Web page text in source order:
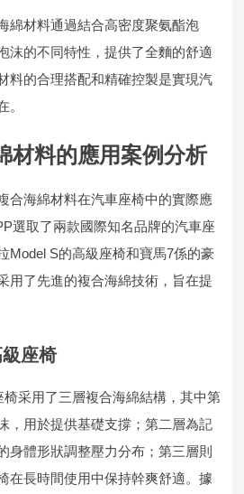
綿材料通過結合高密度聚氨酯泡
沫的不同特性，提供了全麵的舒適
料的合理搭配和精確控製是實現汽
。
材料的應用案例分析
合海綿材料在汽車座椅中的實際應
選取了兩款國際知名品牌的汽車座
Model S的高級座椅和寶馬7係的豪
用了先進的複合海綿技術，旨在提
座椅
采用了三層複合海綿結構，其中第
，用於提供基礎支撐；第二層為記
身體形狀調整壓力分布；第三層則
在長時間使用中保持幹爽舒適。據